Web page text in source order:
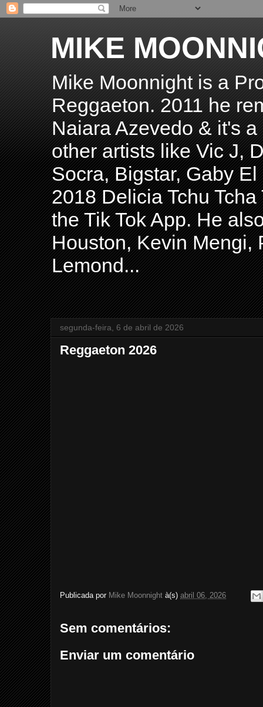
MIKE
Mike Moonnight is a
Reggaeton. 2011 he
Naiara Azevedo & it's
other artists like Vic J,
Socra, Bigstar, Gaby
2018 Delicia Tchu
the Tik Tok App. He
Houston, Kevin Mengi,
Lemond...
segunda-feira, 6 de abril de 2026
Reggaeton 2026
Publicada por Mike Moonnight à(s) abril 06, 2026
Sem comentários:
Enviar um comentário